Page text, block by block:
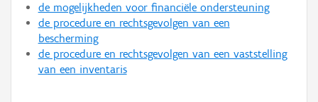
de mogelijkheden voor financiële ondersteuning
de procedure en rechtsgevolgen van een
bescherming
de procedure en rechtsgevolgen van een vaststelling
van een inventaris